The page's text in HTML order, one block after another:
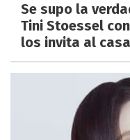
Se supo la
Tini Stoessel
los invita al